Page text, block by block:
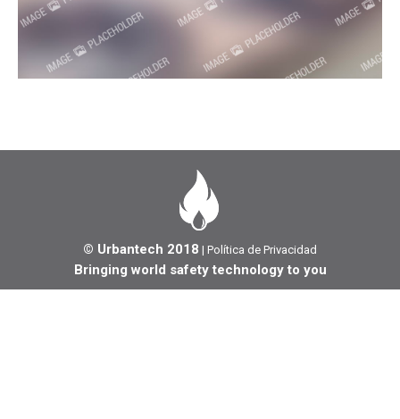
© Urbantech 2018 | Política de Privacidad
Bringing world safety technology to you